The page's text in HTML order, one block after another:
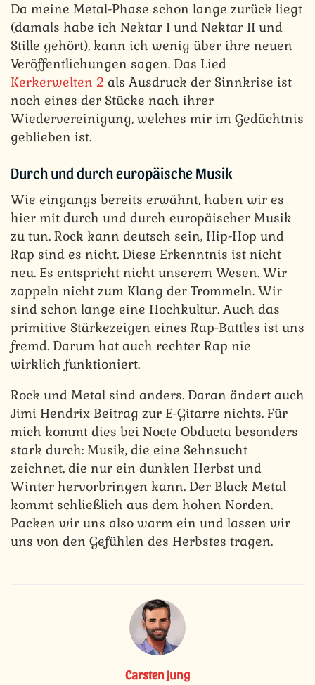
Da meine Metal-Phase schon lange zurück liegt
(damals habe ich Nektar I und Nektar II und
Stille gehört), kann ich wenig über ihre neuen
Veröffentlichungen sagen. Das Lied
Kerkerwelten 2 als Ausdruck der Sinnkrise ist
noch eines der Stücke nach ihrer
Wiedervereinigung, welches mir im Gedächtnis
geblieben ist.
Durch und durch europäische Musik
Wie eingangs bereits erwähnt, haben wir es
hier mit durch und durch europäischer Musik
zu tun. Rock kann deutsch sein, Hip-Hop und
Rap sind es nicht. Diese Erkenntnis ist nicht
neu. Es entspricht nicht unserem Wesen. Wir
zappeln nicht zum Klang der Trommeln. Wir
sind schon lange eine Hochkultur. Auch das
primitive Stärkezeigen eines Rap-Battles ist uns
fremd. Darum hat auch rechter Rap nie
wirklich funktioniert.
Rock und Metal sind anders. Daran ändert auch
Jimi Hendrix Beitrag zur E-Gitarre nichts. Für
mich kommt dies bei Nocte Obducta besonders
stark durch: Musik, die eine Sehnsucht
zeichnet, die nur ein dunklen Herbst und
Winter hervorbringen kann. Der Black Metal
kommt schließlich aus dem hohen Norden.
Packen wir uns also warm ein und lassen wir
uns von den Gefühlen des Herbstes tragen.
Carsten Jung